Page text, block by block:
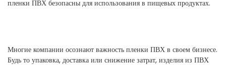
пленки ПВХ безопасны для использования в пищевых продуктах.
Многие компании осознают важность пленки ПВХ в своем бизнесе.
Будь то упаковка, доставка или снижение затрат, изделия из ПВХ